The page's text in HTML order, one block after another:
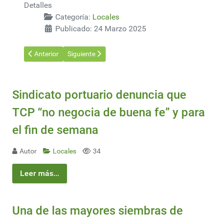
Detalles
Categoría: Locales
Publicado: 24 Marzo 2025
Artículo anterior: Los dólares del viento: ¿cómo le fue a los tres
Anterior Artículo siguiente: Diez de Medina: “Acuerdos de
Siguiente
Sindicato portuario denuncia que
TCP “no negocia de buena fe” y para
el fin de semana
Autor Locales 34
Leer más...
Una de las mayores siembras de